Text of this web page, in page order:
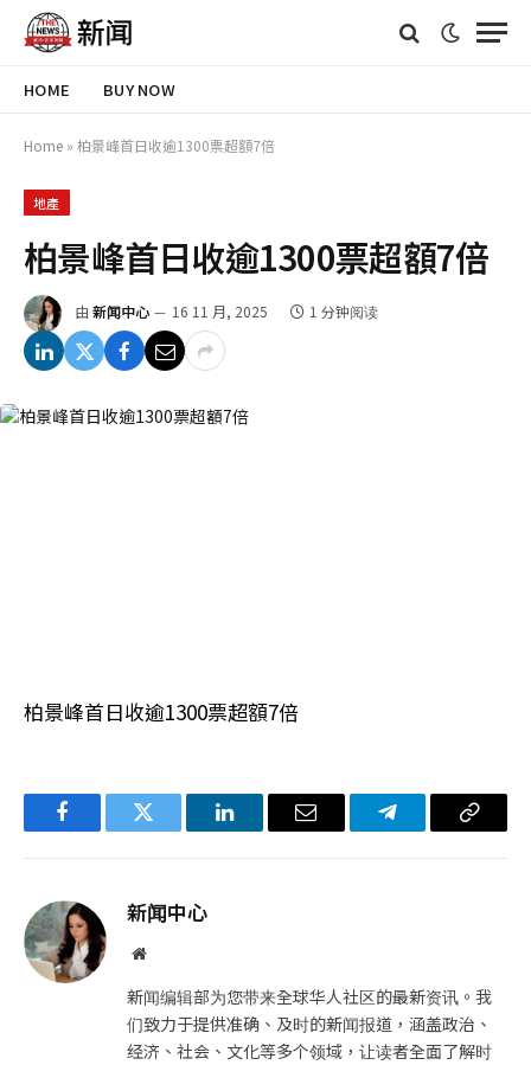
HOME BUY NOW
Home » 柏景峰首日收逾1300票超額7倍
地產
柏景峰首日收逾1300票超額7倍
由 新闻中心 16 11 月, 2025 1 分钟阅读
柏景峰首日收逾1300票超額7倍
FacebookTwitter LinkedIn电
Telegram复
新闻中心
网
新闻编辑部为您带来全球华人社区的最新资讯。我
们致力于提供准确、及时的新闻报道，涵盖政治、
经济、社会、文化等多个领域，让读者全面了解时